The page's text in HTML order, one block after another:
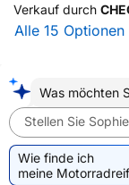
Verkauf durch
Alle 15 Optionen
Was möchten
Stellen Sie
Wie finde ich
meine